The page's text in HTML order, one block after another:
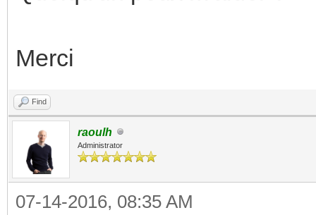
Merci
Find
raoulh
Administrator
07-14-2016, 08:35 AM